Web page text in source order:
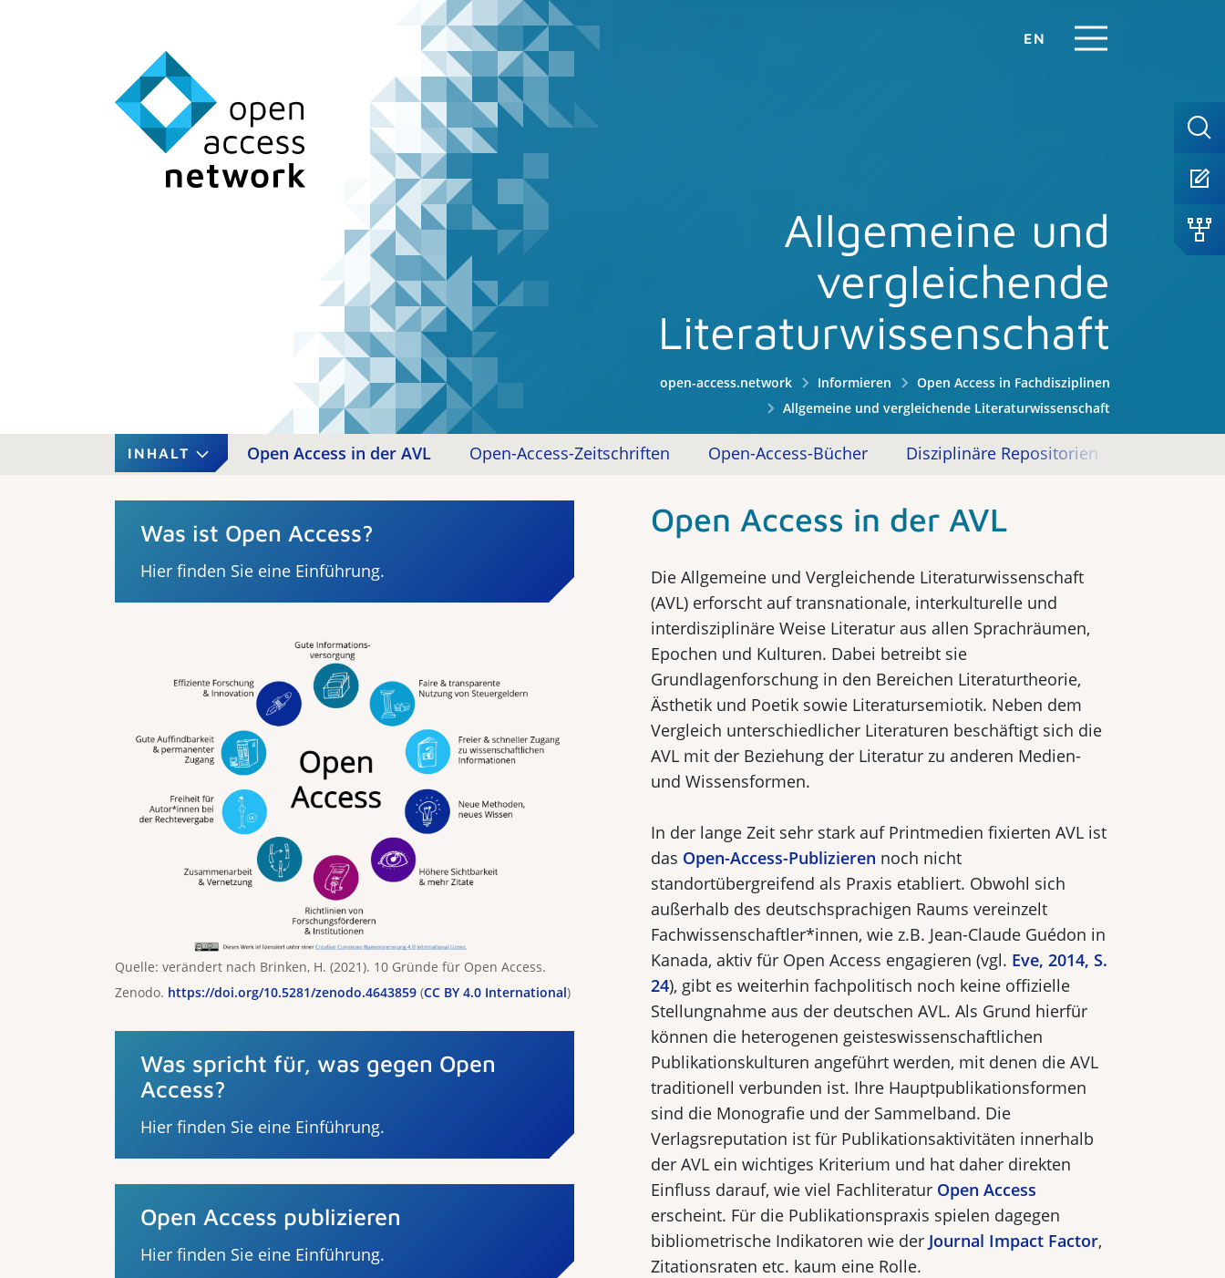
EN
Allgemeine und
vergleichende
Literaturwissenschaft
open-access.network Informieren
Open Access in Fachdisziplinen
Allgemeine und vergleichende Literaturwissenschaft
INHALT Open Access in der AVL Open-Access-Zeitschriften Open-Access-Bücher Disziplinäre Repositorien
Was ist Open Access?
Hier finden Sie eine Einführung.
Quelle: verändert nach Brinken, H. (2021). 10 Gründe für Open Access.
Zenodo. https://doi.org/10.5281/zenodo.4643859 (CC BY 4.0 International)
Was spricht für, was gegen Open
Access?
Hier finden Sie eine Einführung.
Open Access publizieren
Hier finden Sie eine Einführung.
Open Access in der AVL
Die Allgemeine und Vergleichende Literaturwissenschaft
(AVL) erforscht auf transnationale, interkulturelle und
interdisziplinäre Weise Literatur aus allen Sprachräumen,
Epochen und Kulturen. Dabei betreibt sie
Grundlagenforschung in den Bereichen Literaturtheorie,
Ästhetik und Poetik sowie Literatursemiotik. Neben dem
Vergleich unterschiedlicher Literaturen beschäftigt sich die
AVL mit der Beziehung der Literatur zu anderen Medien-
und Wissensformen.
In der lange Zeit sehr stark auf Printmedien fixierten AVL ist
das Open-Access-Publizieren noch nicht
standortübergreifend als Praxis etabliert. Obwohl sich
außerhalb des deutschsprachigen Raums vereinzelt
Fachwissenschaftler*innen, wie z.B. Jean-Claude Guédon in
Kanada, aktiv für Open Access engagieren (vgl. Eve, 2014, S.
24), gibt es weiterhin fach­politisch noch keine offizielle
Stellungnahme aus der deutschen AVL. Als Grund hierfür
können die heterogenen geisteswissenschaftlichen
Publikationskulturen angeführt werden, mit denen die AVL
traditionell verbunden ist. Ihre Hauptpub­likationsformen
sind die Monografie und der Sammelband. Die
Verlagsreputa­tion ist für Publikationsaktivitäten innerhalb
der AVL ein wichtiges Kriterium und hat daher direkten
Einfluss darauf, wie viel Fachliteratur Open Access
erscheint. Für die Publikationspraxis spielen dagegen
bibliometrische Indikatoren wie der Journal Impact Factor,
Zitationsraten etc. kaum eine Rolle.